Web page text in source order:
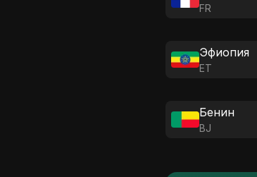
FR
Эфиопия
ET
Бенин
BJ